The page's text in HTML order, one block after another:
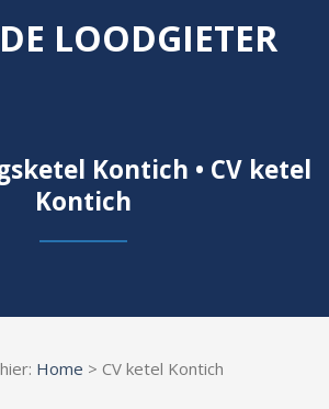
LOODGIETER
Kontich • CV ketel
Kontich
Home > CV ketel Kontich